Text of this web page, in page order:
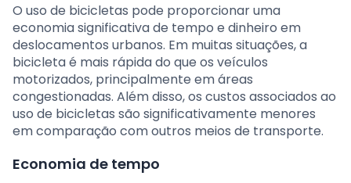
O uso de bicicletas pode proporcionar uma
economia significativa de tempo e dinheiro em
deslocamentos urbanos. Em muitas situações, a
bicicleta é mais rápida do que os veículos
motorizados, principalmente em áreas
congestionadas. Além disso, os custos associados ao
uso de bicicletas são significativamente menores
em comparação com outros meios de transporte.
Economia de tempo